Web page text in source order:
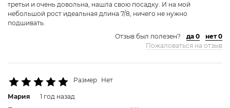
третьи и очень довольна, нашла свою посадку. И на мой
небольшой рост идеальная длина 7/8, ничего не нужно
подшивать.
Отзыв был полезен?
да 0
нет 0
Пожаловаться на отзыв
Размер Нет
Мария
1 год назад